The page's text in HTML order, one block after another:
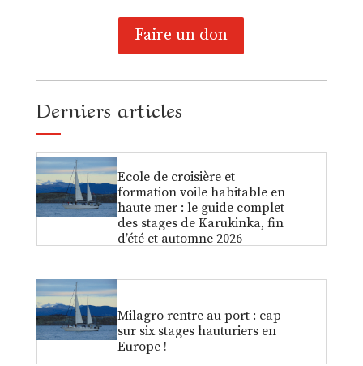
Faire un don
Derniers articles
Ecole de croisière et
formation voile habitable en
haute mer : le guide complet
des stages de Karukinka, fin
d’été et automne 2026
Milagro rentre au port : cap
sur six stages hauturiers en
Europe !